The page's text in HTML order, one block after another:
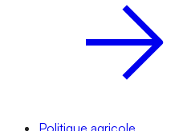
Politique agricole